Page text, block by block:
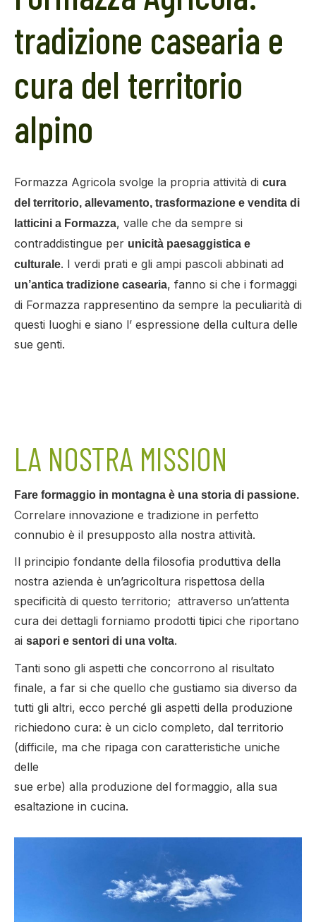
tradizione casearia e
cura del territorio
alpino
Formazza Agricola svolge la propria attività di cura
del territorio, allevamento, trasformazione e vendita di
latticini a Formazza, valle che da sempre si
contraddistingue per unicità paesaggistica e
culturale. I verdi prati e gli ampi pascoli abbinati ad
un’antica tradizione casearia, fanno si che i formaggi
di Formazza rappresentino da sempre la peculiarità di
questi luoghi e siano l’ espressione della cultura delle
sue genti.
LA NOSTRA MISSION
Fare formaggio in montagna è una storia di passione.
Correlare innovazione e tradizione in perfetto
connubio è il presupposto alla nostra attività.
Il principio fondante della filosofia produttiva della
nostra azienda è un’agricoltura rispettosa della
specificità di questo territorio; attraverso un’attenta
cura dei dettagli forniamo prodotti tipici che riportano
ai sapori e sentori di una volta.
Tanti sono gli aspetti che concorrono al risultato
finale, a far si che quello che gustiamo sia diverso da
tutti gli altri, ecco perché gli aspetti della produzione
richiedono cura: è un ciclo completo, dal territorio
(difficile, ma che ripaga con caratteristiche uniche
delle
sue erbe) alla produzione del formaggio, alla sua
esaltazione in cucina.